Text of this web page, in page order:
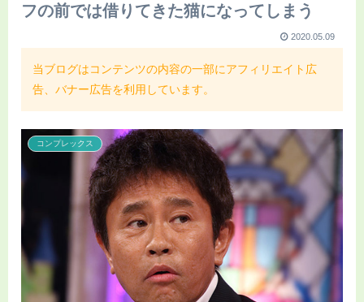
フの前では借りてきた猫になってしまう
2020.05.09
当ブログはコンテンツの内容の一部にアフィリエイト広
告、バナー広告を利用しています。
コンプレックス